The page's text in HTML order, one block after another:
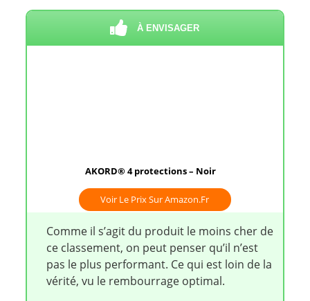
À ENVISAGER
AKORD® 4 protections – Noir
Voir Le Prix Sur Amazon.fr
Comme il s’agit du produit le moins cher de
ce classement, on peut penser qu’il n’est
pas le plus performant. Ce qui est loin de la
vérité, vu le rembourrage optimal.